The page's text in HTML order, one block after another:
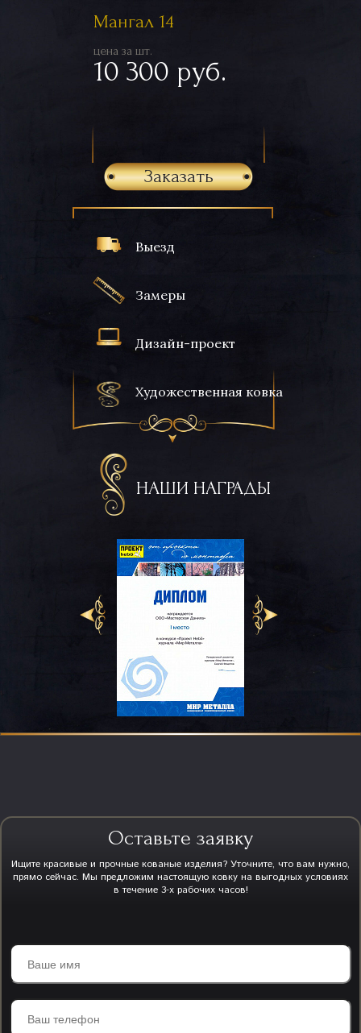
Выезд
Замеры
Дизайн-проект
Художественная ковка
НАШИ НАГРАДЫ
Мангал 14
цена за шт.
10 300 руб.
Заказать
Оставьте заявку
Ищите красивые и прочные кованые изделия? Уточните, что вам нужно,
прямо сейчас. Мы предложим настоящую ковку на выгодных условиях
в течение 3-х рабочих часов!